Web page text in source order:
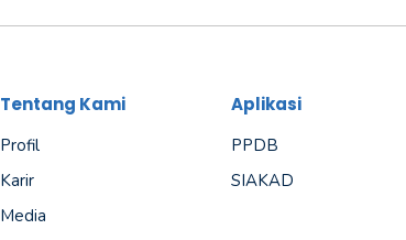
Tentang Kami
Profil
Karir
Media
Aplikasi
PPDB
SIAKAD